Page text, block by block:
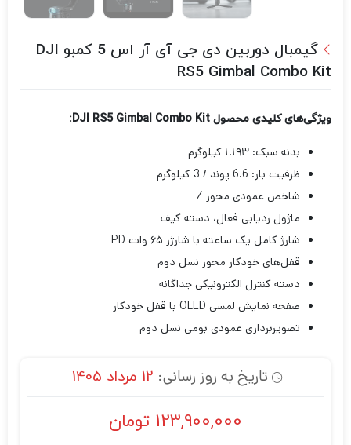
گیمبال دوربین دی جی آی آر اس 5 کمبو DJI
RS5 Gimbal Combo Kit
ویژگی‌های کلیدی محصول DJI RS5 Gimbal Combo Kit :
بدنه سبک: ۱.۱۹۳ کیلوگرم
ظرفیت بار: 6.6 پوند / 3 کیلوگرم
شاخص عمودی محور Z
ماژول ردیابی فعال، دسته کیف
شارژ کامل یک ساعته با شارژر ۶۵ وات PD
قفل‌های خودکار محور نسل دوم
دسته کنترل الکترونیکی جداگانه
صفحه نمایش لمسی OLED با قفل خودکار
تصویربرداری عمودی بومی نسل دوم
تاریخ به روز رسانی: 12 مرداد 1405
123,900,000 تومان